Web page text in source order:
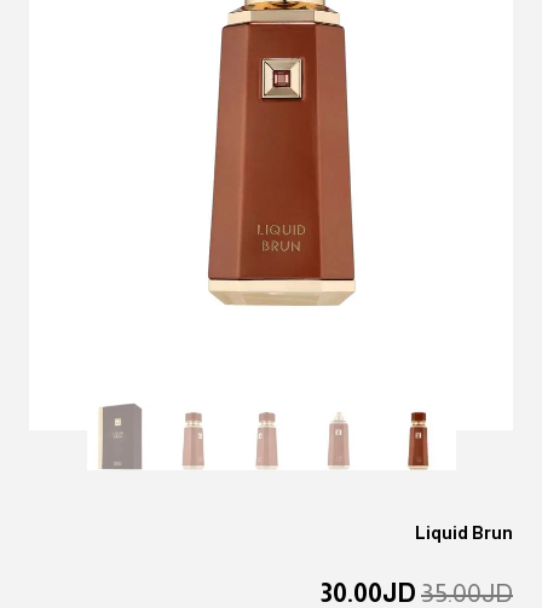
Liquid Brun
JD
35.00 السعر
JD
30.00